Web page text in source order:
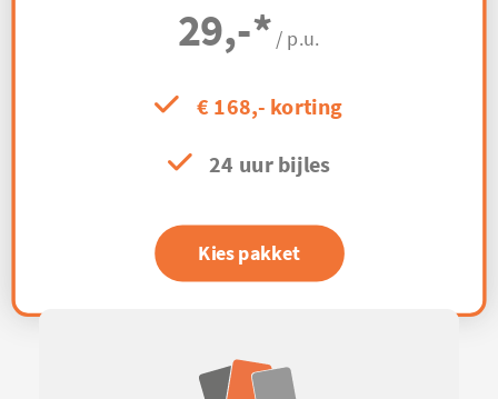
29,-* / p.u.
€ 168,- korting
24 uur bijles
Kies pakket